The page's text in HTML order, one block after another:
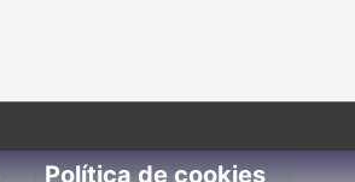
Política de cookies